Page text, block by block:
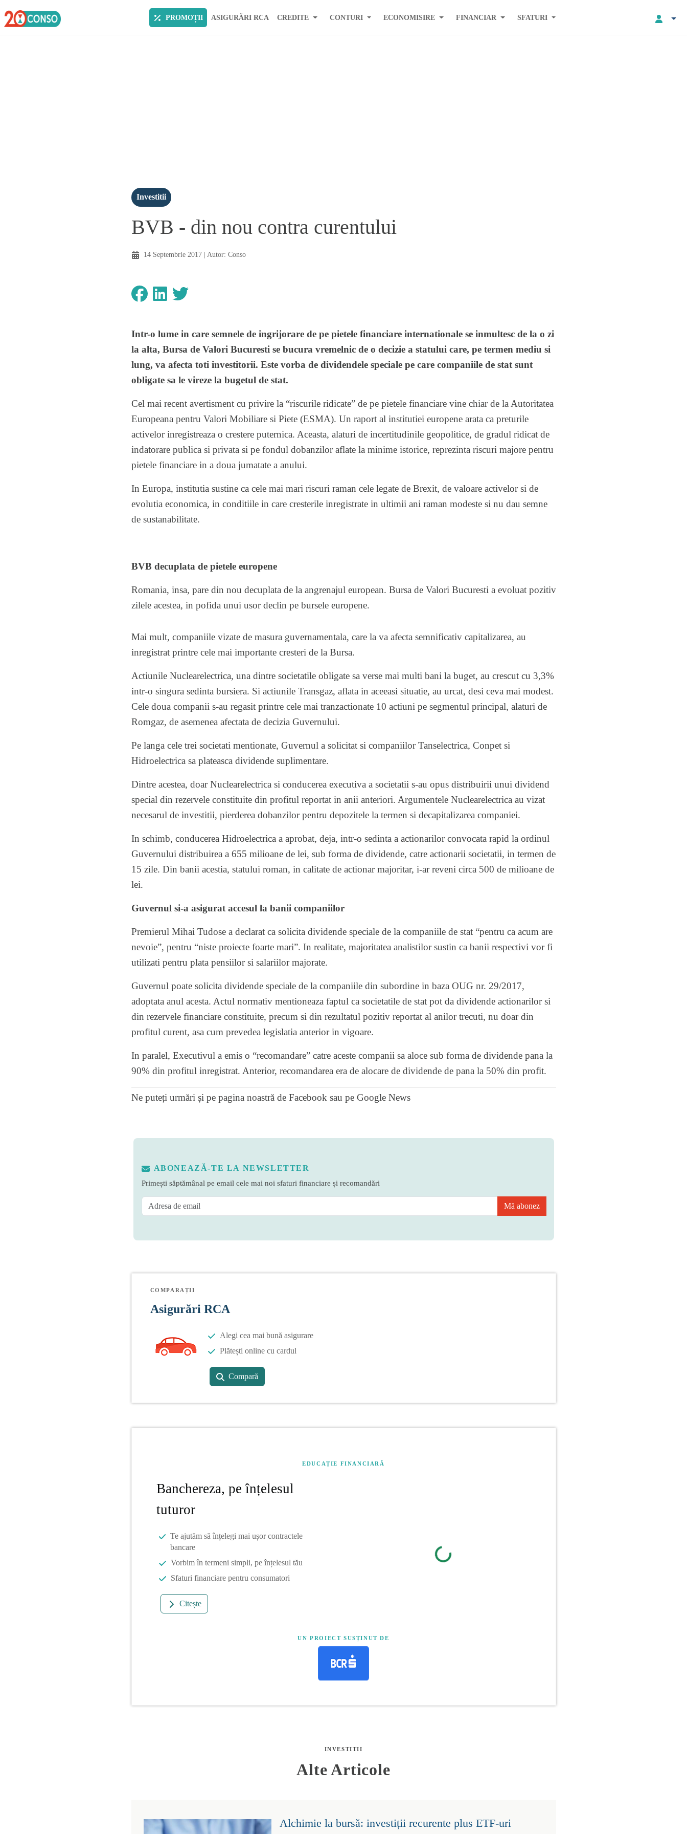
PROMOȚII ASIGURĂRI RCA CREDITE CONTURI ECONOMISIRE FINANCIAR SFATURI
Investitii
BVB - din nou contra curentului
14 Septembrie 2017| Autor: Conso
Intr-o lume in care semnele de ingrijorare de pe pietele financiare internationale se inmultesc de la o zi
la alta, Bursa de Valori Bucuresti se bucura vremelnic de o decizie a statului care, pe termen mediu si
lung, va afecta toti investitorii. Este vorba de dividendele speciale pe care companiile de stat sunt
obligate sa le vireze la bugetul de stat.
Cel mai recent avertisment cu privire la “riscurile ridicate” de pe pietele financiare vine chiar de la Autoritatea
Europeana pentru Valori Mobiliare si Piete (ESMA). Un raport al institutiei europene arata ca preturile
activelor inregistreaza o crestere puternica. Aceasta, alaturi de incertitudinile geopolitice, de gradul ridicat de
indatorare publica si privata si pe fondul dobanzilor aflate la minime istorice, reprezinta riscuri majore pentru
pietele financiare in a doua jumatate a anului.
In Europa, institutia sustine ca cele mai mari riscuri raman cele legate de Brexit, de valoare activelor si de
evolutia economica, in conditiile in care cresterile inregistrate in ultimii ani raman modeste si nu dau semne
de sustanabilitate.
BVB decuplata de pietele europene
Romania, insa, pare din nou decuplata de la angrenajul european. Bursa de Valori Bucuresti a evoluat pozitiv
zilele acestea, in pofida unui usor declin pe bursele europene.
Mai mult, companiile vizate de masura guvernamentala, care la va afecta semnificativ capitalizarea, au
inregistrat printre cele mai importante cresteri de la Bursa.
Actiunile Nuclearelectrica, una dintre societatile obligate sa verse mai multi bani la buget, au crescut cu 3,3%
intr-o singura sedinta bursiera. Si actiunile Transgaz, aflata in aceeasi situatie, au urcat, desi ceva mai modest.
Cele doua companii s-au regasit printre cele mai tranzactionate 10 actiuni pe segmentul principal, alaturi de
Romgaz, de asemenea afectata de decizia Guvernului.
Pe langa cele trei societati mentionate, Guvernul a solicitat si companiilor Tanselectrica, Conpet si
Hidroelectrica sa plateasca dividende suplimentare.
Dintre acestea, doar Nuclearelectrica si conducerea executiva a societatii s-au opus distribuirii unui dividend
special din rezervele constituite din profitul reportat in anii anteriori. Argumentele Nuclearelectrica au vizat
necesarul de investitii, pierderea dobanzilor pentru depozitele la termen si decapitalizarea companiei.
In schimb, conducerea Hidroelectrica a aprobat, deja, intr-o sedinta a actionarilor convocata rapid la ordinul
Guvernului distribuirea a 655 milioane de lei, sub forma de dividende, catre actionarii societatii, in termen de
15 zile. Din banii acestia, statului roman, in calitate de actionar majoritar, i-ar reveni circa 500 de milioane de
lei.
Guvernul si-a asigurat accesul la banii companiilor
Premierul Mihai Tudose a declarat ca solicita dividende speciale de la companiile de stat “pentru ca acum are
nevoie”, pentru “niste proiecte foarte mari”. In realitate, majoritatea analistilor sustin ca banii respectivi vor fi
utilizati pentru plata pensiilor si salariilor majorate.
Guvernul poate solicita dividende speciale de la companiile din subordine in baza OUG nr. 29/2017,
adoptata anul acesta. Actul normativ mentioneaza faptul ca societatile de stat pot da dividende actionarilor si
din rezervele financiare constituite, precum si din rezultatul pozitiv reportat al anilor trecuti, nu doar din
profitul curent, asa cum prevedea legislatia anterior in vigoare.
In paralel, Executivul a emis o “recomandare” catre aceste companii sa aloce sub forma de dividende pana la
90% din profitul inregistrat. Anterior, recomandarea era de alocare de dividende de pana la 50% din profit.
Ne puteți urmări și pe pagina noastră de Facebook sau pe Google News
ABONEAZĂ-TE LA NEWSLETTER
Primești săptămânal pe email cele mai noi sfaturi financiare și recomandări
Mă abonez
COMPARAȚII
Asigurări RCA
Alegi cea mai bună asigurare
Plătești online cu cardul
Compară
EDUCAȚIE FINANCIARĂ
Banchereza, pe înțelesul
tuturor
Te ajutăm să înțelegi mai ușor contractele
bancare
Vorbim în termeni simpli, pe înțelesul tău
Sfaturi financiare pentru consumatori
Citește
UN PROIECT SUSȚINUT DE
INVESTITII
Alte Articole
Alchimie la bursă: investiții recurente plus ETF-uri